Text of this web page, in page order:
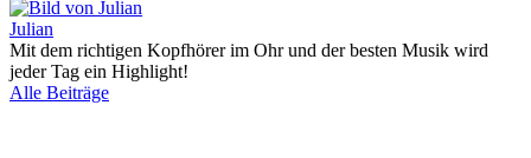
Julian
Mit dem richtigen Kopfhörer im Ohr und der besten Musik wird
jeder Tag ein Highlight!
Alle Beiträge